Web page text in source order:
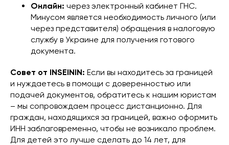
Онлайн: через электронный кабинет ГНС.
Минусом является необходимость личного (или
через представителя) обращения в налоговую
службу в Украине для получения готового
документа.
Совет от INSEININ: Если вы находитесь за границей
и нуждаетесь в помощи с доверенностью или
подачей документов, обратитесь к нашим юристам
– мы сопровождаем процесс дистанционно. Для
граждан, находящихся за границей, важно оформить
ИНН заблаговременно, чтобы не возникало проблем.
Для детей это лучше сделать до 14 лет, для